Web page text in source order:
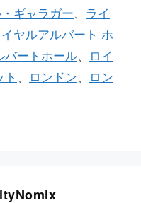
・ギャラガー、 ライ
イヤルアルバート ホ
バートホール、
ロイ
、 ロンドン、
ロン